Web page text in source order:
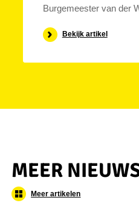
Burgemeester van der
Bekijk artikel
MEER
Meer artikelen